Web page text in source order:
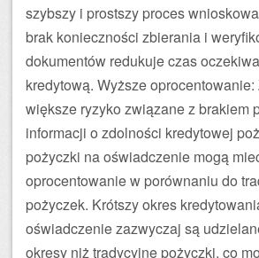
szybszy i prostszy proces
brak konieczności zbierania i
dokumentów redukuje czas
kredytową. Wyższe
większe ryzyko związane z brakiem
informacji o zdolności kredytowej
pożyczki na oświadczenie mogą
oprocentowanie w porównaniu do
pożyczek. Krótszy okres
oświadczenie zazwyczaj są
okresy niż tradycyjne pożyczki, co